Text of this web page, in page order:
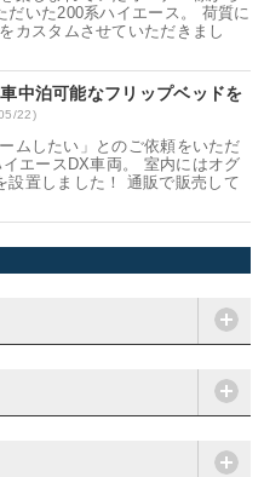
いた200系ハイエース。 荷質に
カスタムさせていただきまし
中泊可能なフリップベッドを
22)
ムしたい」とのご依頼をいただ
エースDX車両。 室内にはオグ
設置しました！ 通販で販売して